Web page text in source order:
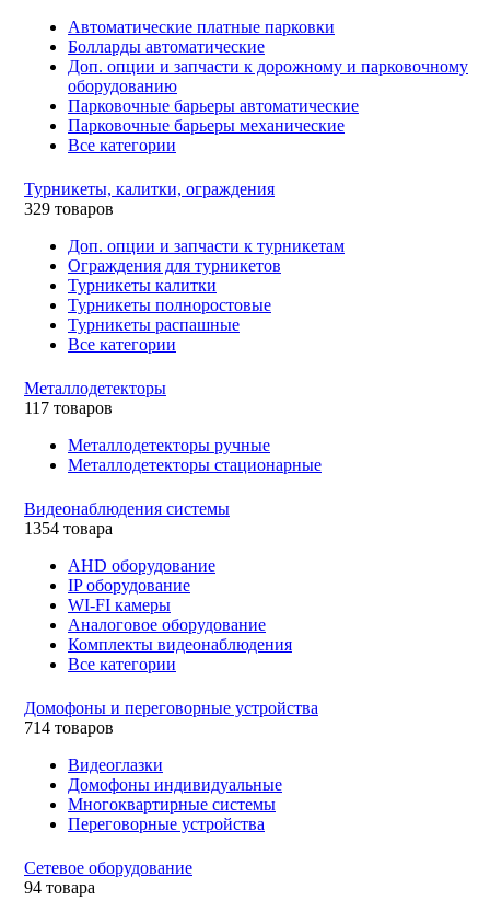
Автоматические платные парковки
Болларды автоматические
Доп. опции и запчасти к дорожному и парковочному
оборудованию
Парковочные барьеры автоматические
Парковочные барьеры механические
Все категории
Турникеты, калитки, ограждения
329 товаров
Доп. опции и запчасти к турникетам
Ограждения для турникетов
Турникеты калитки
Турникеты полноростовые
Турникеты распашные
Все категории
Металлодетекторы
117 товаров
Металлодетекторы ручные
Металлодетекторы стационарные
Видеонаблюдения cистемы
1354 товара
AHD оборудование
IP оборудование
WI-FI камеры
Аналоговое оборудование
Комплекты видеонаблюдения
Все категории
Домофоны и переговорные устройства
714 товаров
Видеоглазки
Домофоны индивидуальные
Многоквартирные системы
Переговорные устройства
Сетевое оборудование
94 товара